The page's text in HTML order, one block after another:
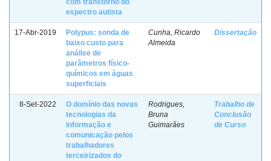
com transtorno do
espectro autista
17-Abr-2019
Polypus: sonda de
baixo custo para
análise de
parâmetros físico-
químicos em águas
superficiais
Cunha, Ricardo
Almeida
Dissertação
8-Set-2022
O domínio das novas
tecnologias da
informação e
comunicação pelos
trabalhadores
terceirizados do
Rodrigues,
Bruna
Guimarães
Trabalho de
Conclusão
de Curso